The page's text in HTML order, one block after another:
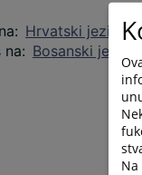
: Hrvatski jezik
na: Bosanski jezik